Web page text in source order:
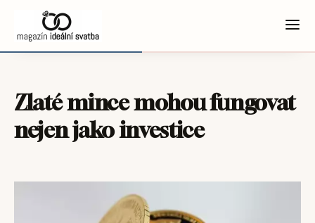
Zlaté mince mohou fungovat
nejen jako investice